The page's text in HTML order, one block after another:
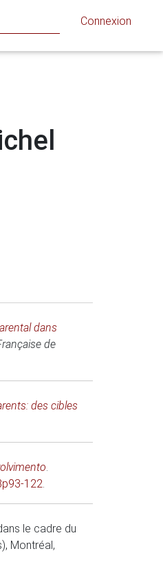
Connexion
dans
de
des cibles
.
122.
le cadre du
, Montréal,